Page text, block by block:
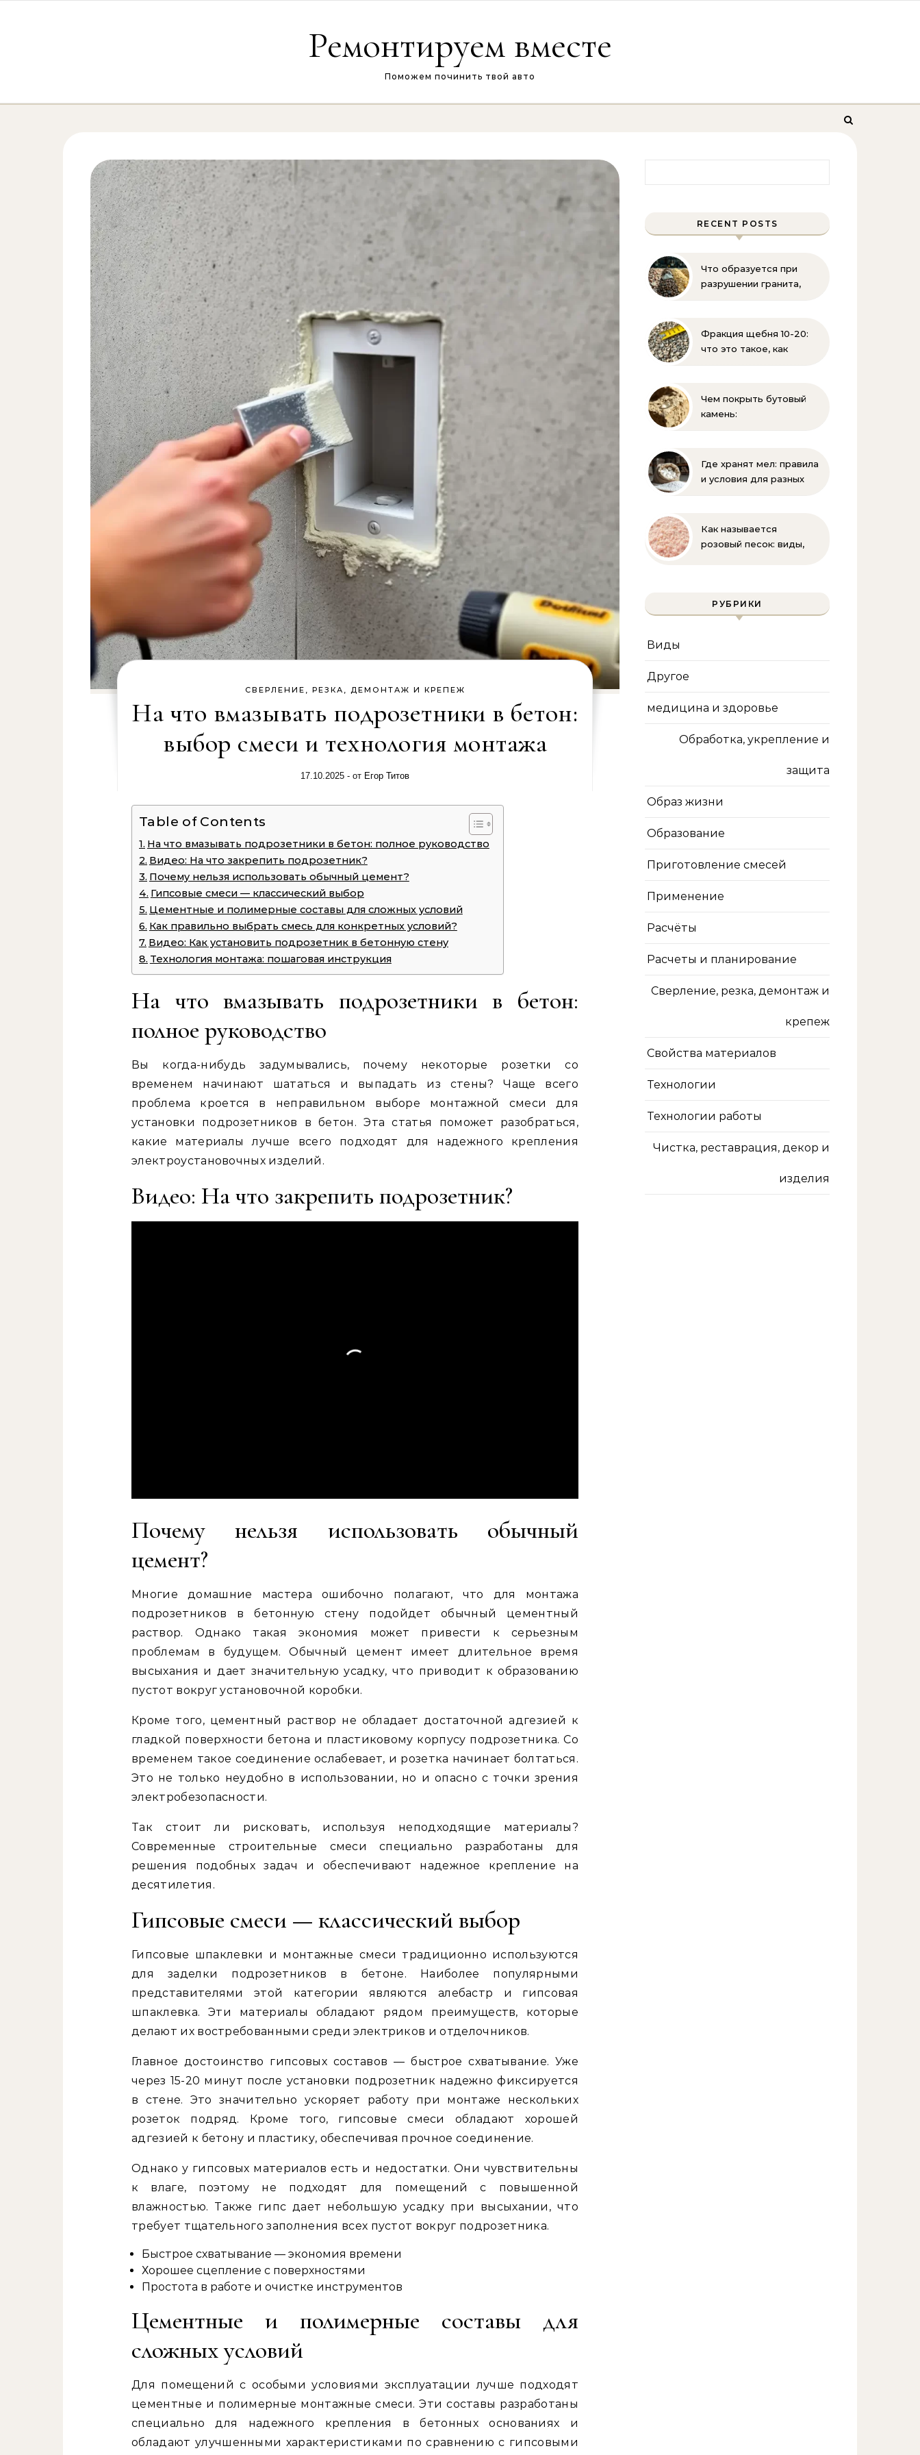
Ремонтируем вместе
Поможем починить твой авто
СВЕРЛЕНИЕ, РЕЗКА, ДЕМОНТАЖ И КРЕПЕЖ
На что вмазывать подрозетники в бетон:
выбор смеси и технология монтажа
17.10.2025 - от Егор Титов
Table of Contents
На что вмазывать подрозетники в бетон: полное руководство
Видео: На что закрепить подрозетник?
Почему нельзя использовать обычный цемент?
Гипсовые смеси — классический выбор
Цементные и полимерные составы для сложных условий
Как правильно выбрать смесь для конкретных условий?
Видео: Как установить подрозетник в бетонную стену
Технология монтажа: пошаговая инструкция
На что вмазывать подрозетники в бетон:
полное руководство
Вы когда-нибудь задумывались, почему некоторые розетки со
временем начинают шататься и выпадать из стены? Чаще всего
проблема кроется в неправильном выборе монтажной смеси для
установки подрозетников в бетон. Эта статья поможет разобраться,
какие материалы лучше всего подходят для надежного крепления
электроустановочных изделий.
Видео: На что закрепить подрозетник?
Почему нельзя использовать обычный
цемент?
Многие домашние мастера ошибочно полагают, что для монтажа
подрозетников в бетонную стену подойдет обычный цементный
раствор. Однако такая экономия может привести к серьезным
проблемам в будущем. Обычный цемент имеет длительное время
высыхания и дает значительную усадку, что приводит к образованию
пустот вокруг установочной коробки.
Кроме того, цементный раствор не обладает достаточной адгезией к
гладкой поверхности бетона и пластиковому корпусу подрозетника. Со
временем такое соединение ослабевает, и розетка начинает болтаться.
Это не только неудобно в использовании, но и опасно с точки зрения
электробезопасности.
Так стоит ли рисковать, используя неподходящие материалы?
Современные строительные смеси специально разработаны для
решения подобных задач и обеспечивают надежное крепление на
десятилетия.
Гипсовые смеси — классический выбор
Гипсовые шпаклевки и монтажные смеси традиционно используются
для заделки подрозетников в бетоне. Наиболее популярными
представителями этой категории являются алебастр и гипсовая
шпаклевка. Эти материалы обладают рядом преимуществ, которые
делают их востребованными среди электриков и отделочников.
Главное достоинство гипсовых составов — быстрое схватывание. Уже
через 15-20 минут после установки подрозетник надежно фиксируется
в стене. Это значительно ускоряет работу при монтаже нескольких
розеток подряд. Кроме того, гипсовые смеси обладают хорошей
адгезией к бетону и пластику, обеспечивая прочное соединение.
Однако у гипсовых материалов есть и недостатки. Они чувствительны
к влаге, поэтому не подходят для помещений с повышенной
влажностью. Также гипс дает небольшую усадку при высыхании, что
требует тщательного заполнения всех пустот вокруг подрозетника.
Быстрое схватывание — экономия времени
Хорошее сцепление с поверхностями
Простота в работе и очистке инструментов
Цементные и полимерные составы для
сложных условий
Для помещений с особыми условиями эксплуатации лучше подходят
цементные и полимерные монтажные смеси. Эти составы разработаны
специально для надежного крепления в бетонных основаниях и
обладают улучшенными характеристиками по сравнению с гипсовыми
RECENT POSTS
Что образуется при
разрушении гранита,
Геология и
Фракция щебня 10-20:
что это такое, как
Чем покрыть бутовый
камень:
известняка
Где хранят мел: правила
и условия для разных
Как называется
розовый песок: виды,
РУБРИКИ
Виды
Другое
медицина и здоровье
Обработка, укрепление и
защита
Образ жизни
Образование
Приготовление смесей
Применение
Расчёты
Расчеты и планирование
Сверление, резка, демонтаж и
крепеж
Свойства материалов
Технологии
Технологии работы
Чистка, реставрация, декор и
изделия